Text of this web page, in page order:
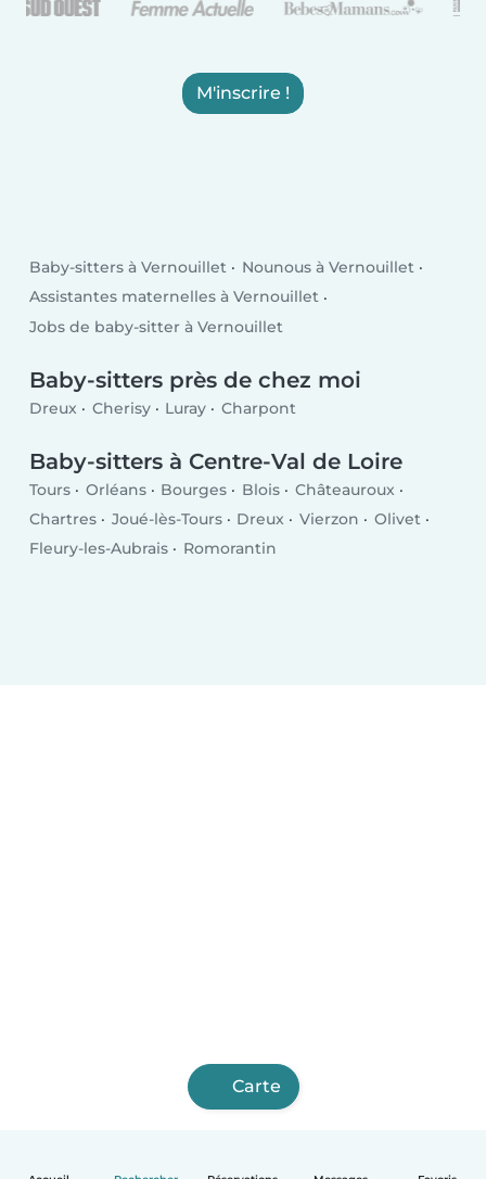
M'inscrire !
Baby-sitters à Vernouillet
Nounous à Vernouillet
Assistantes maternelles à Vernouillet
Jobs de baby-sitter à Vernouillet
Baby-sitters près de chez moi
Dreux Cherisy Luray Charpont
Baby-sitters à Centre-Val de Loire
Tours Orléans Bourges Blois
Châteauroux
Chartres
Joué-lès-Tours Dreux Vierzon
Olivet
Fleury-les-Aubrais
Romorantin
Carte